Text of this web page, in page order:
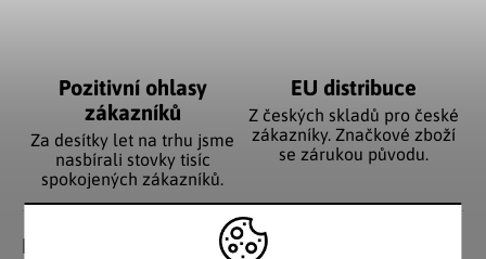
Pozitivní ohlasy
zákazníků
Za desítky let na trhu jsme
nasbírali stovky tisíc
spokojených zákazníků.
EU distribuce
Z českých skladů pro české
zákazníky. Značkové zboží
se zárukou původu.
Detailní popis produktu